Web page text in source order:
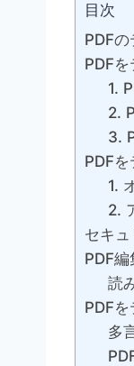
目次
PDFの
PDF
1.
2.
3.
PDF
1.
2.
セキュ
PDF
読
PDF
多